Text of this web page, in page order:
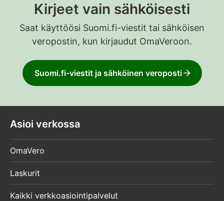
Kirjeet vain sähköisesti
Saat käyttöösi Suomi.fi-viestit tai sähköisen
veropostin, kun kirjaudut OmaVeroon.
Suomi.fi-viestit ja sähköinen veroposti
Asioi verkossa
OmaVero
Laskurit
Kaikki verkkoasiointipalvelut